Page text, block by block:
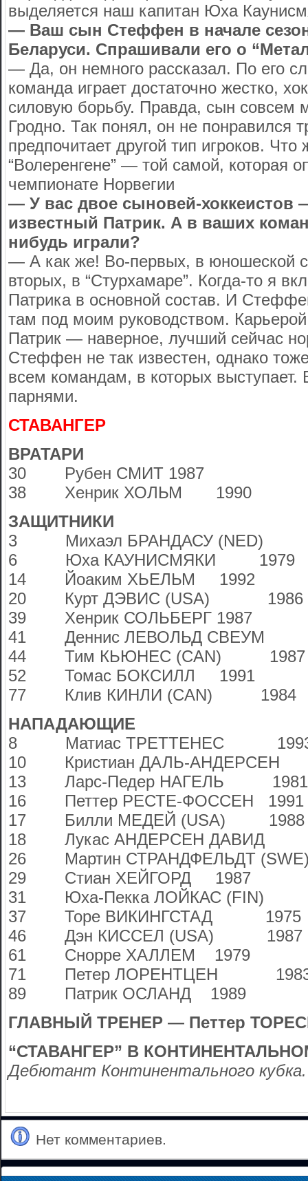
выделяется наш капитан Юха
— Ваш сын Стеффен в начале
Беларуси. Спрашивали его о
— Да, он немного рассказал. По его
команда играет достаточно жестко,
силовую борьбу. Правда, сын совсем
Гродно. Так понял, он не понравился
предпочитает другой тип игроков.
“Волеренгене” — той самой, которая
чемпионате Норвегии
— У вас двое сыновей-
известный Патрик. А в ваших
нибудь играли?
— А как же! Во-первых, в юношеской
вторых, в “Стурхамаре”. Когда-то я
Патрика в основной состав. И
там под моим руководством.
Патрик — наверное, лучший сейчас
Стеффен не так известен, однако
всем командам, в которых
парнями.
СТАВАНГЕР
ВРАТАРИ
30 Рубен СМИТ 1987
38 Хенрик ХОЛЬМ 1990
ЗАЩИТНИКИ
3 Михаэл БРАНДАСУ (NED)
6 Юха КАУНИСМЯКИ 1979
14 Йоаким ХЬЕЛЬМ 1992
20 Курт ДЭВИС (USA) 1986
39 Хенрик СОЛЬБЕРГ 1987
41 Деннис ЛЕВОЛЬД СВЕУМ
44 Тим КЬЮНЕС (CAN) 1987
52 Томас БОКСИЛЛ 1991
77 Клив КИНЛИ (CAN) 1984
НАПАДАЮЩИЕ
8 Матиас ТРЕТТЕНЕС
10 Кристиан ДАЛЬ-АНДЕРСЕН
13 Ларс-Педер НАГЕЛЬ 1981
16 Петтер РЕСТЕ-ФОССЕН 1991
17 Билли МЕДЕЙ (USA) 1988
18 Лукас АНДЕРСЕН ДАВИД
26 Мартин СТРАНДФЕЛЬДТ (SWE)
29 Стиан ХЕЙГОРД 1987
31 Юха-Пекка ЛОЙКАС (FIN)
37 Торе ВИКИНГСТАД 1975
46 Дэн КИССЕЛ (USA) 1987
61 Снорре ХАЛЛЕМ 1979
71 Петер ЛОРЕНТЦЕН
89 Патрик ОСЛАНД 1989
ГЛАВНЫЙ ТРЕНЕР — Петтер
“СТАВАНГЕР” В
Дебютант Континентального кубка.
Нет комментариев.